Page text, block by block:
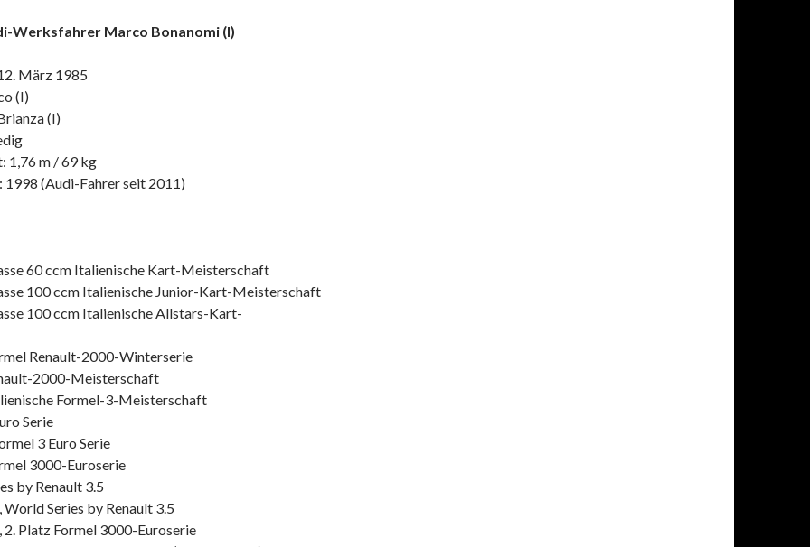
Werksfahrer Marco Bonanomi (I)
März 1985
(I)
(I)
1,76 m / 69 kg
(Audi-Fahrer seit 2011)
60 ccm Italienische Kart-Meisterschaft
100 ccm Italienische Junior-Kart-Meisterschaft
100 ccm Italienische Allstars-Kart-
Renault-2000-Winterserie
2000-Meisterschaft
Formel-3-Meisterschaft
Serie
3 Euro Serie
3000-Euroserie
by Renault 3.5
World Series by Renault 3.5
2. Platz Formel 3000-Euroserie